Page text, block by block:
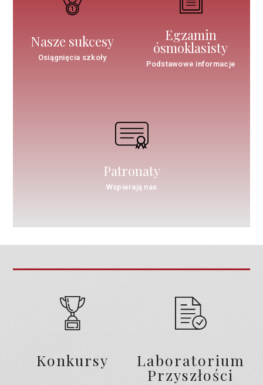
Nasze sukcesy
Osiągnięcia szkoły
Egzamin
ósmoklasisty
Podstawowe informacje
Patronaty
Wspierają nas
Konkursy Laboratorium
Przyszłości